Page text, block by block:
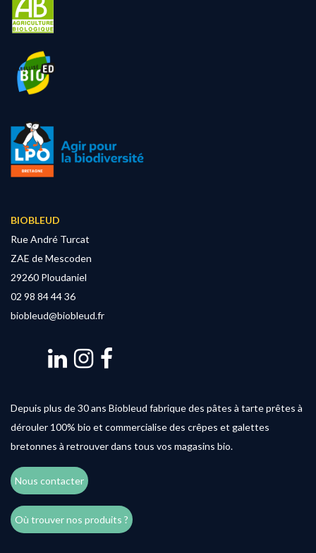
BIOBLEUD
Rue André Turcat
ZAE de Mescoden
29260 Ploudaniel
02 98 84 44 36
biobleud@biobleud.fr
Depuis plus de 30 ans Biobleud fabrique des pâtes à tarte prêtes à
dérouler 100% bio et commercialise des crêpes et galettes
bretonnes à retrouver dans tous vos magasins bio.
Nous contacter
Où trouver nos produits ?